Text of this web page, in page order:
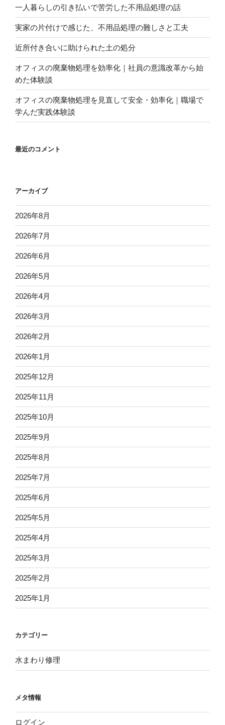
一人暮らしの引き払いで苦労した不用品処理の話
実家の片付けで感じた、不用品処理の難しさと工夫
近所付き合いに助けられた土の処分
オフィスの廃棄物処理を効率化｜社員の意識改革から始
めた体験談
オフィスの廃棄物処理を見直して安全・効率化｜職場で
学んだ実践体験談
最近のコメント
アーカイブ
2026年8月
2026年7月
2026年6月
2026年5月
2026年4月
2026年3月
2026年2月
2026年1月
2025年12月
2025年11月
2025年10月
2025年9月
2025年8月
2025年7月
2025年6月
2025年5月
2025年4月
2025年3月
2025年2月
2025年1月
カテゴリー
水まわり修理
メタ情報
ログイン